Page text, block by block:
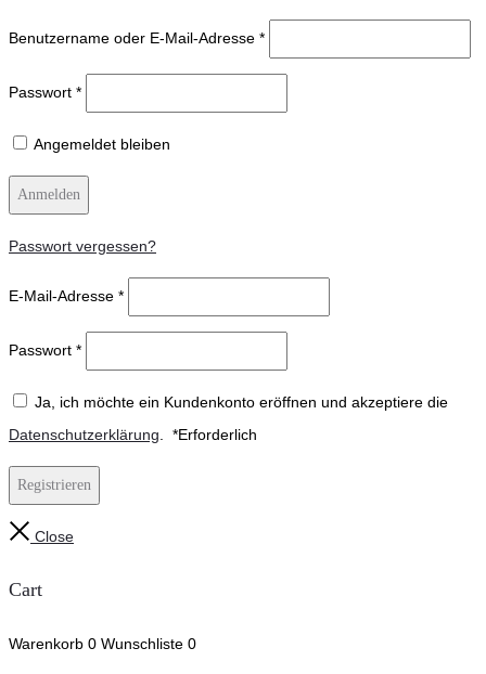
Benutzername oder E-Mail-Adresse *
Passwort *
Angemeldet bleiben
Anmelden
Passwort vergessen?
E-Mail-Adresse *
Passwort *
Ja, ich möchte ein Kundenkonto eröffnen und akzeptiere die
Datenschutzerklärung
*Erforderlich
Registrieren
Close
Cart
Warenkorb 0 Wunschliste 0